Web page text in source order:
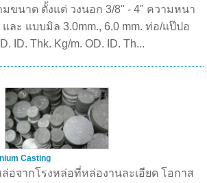
ขนาด ตั้งแต่ วงนอก 3/8" - 4" ความหนา
และ แบบมิล 3.0mm., 6.0 mm. ท่อ/แป๊ปอ
ID. Thk. Kg/m. OD. ID. Th...
Casting
อจากโรงหล่อที่หล่องานละเอียด โอกาส